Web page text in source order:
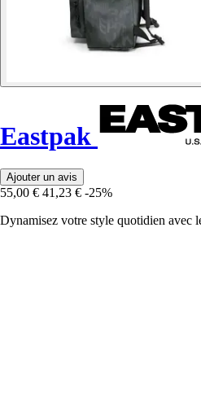
Eastpak
Ajouter un avis
55,00 € 41,23 € -25%
Dynamisez votre style quotidien avec